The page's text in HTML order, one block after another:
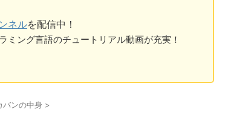
ネルを配信中！
ング言語のチュートリアル動画が充実！
バンの中身 >